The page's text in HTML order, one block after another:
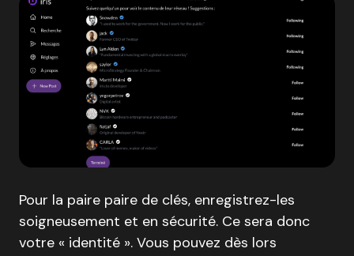
Pour la paire paire de clés, enregistrez-les
soigneusement et en sécurité. Ce sera donc
votre « identité ». Vous pouvez dès lors